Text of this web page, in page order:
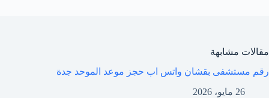
مقالات مشابهة
رقم مستشفى بقشان واتس اب حجز موعد الموحد جدة
26 مايو، 2026